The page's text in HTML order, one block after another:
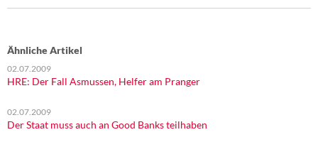
Ähnliche Artikel
02.07.2009
HRE: Der Fall Asmussen, Helfer am Pranger
02.07.2009
Der Staat muss auch an Good Banks teilhaben